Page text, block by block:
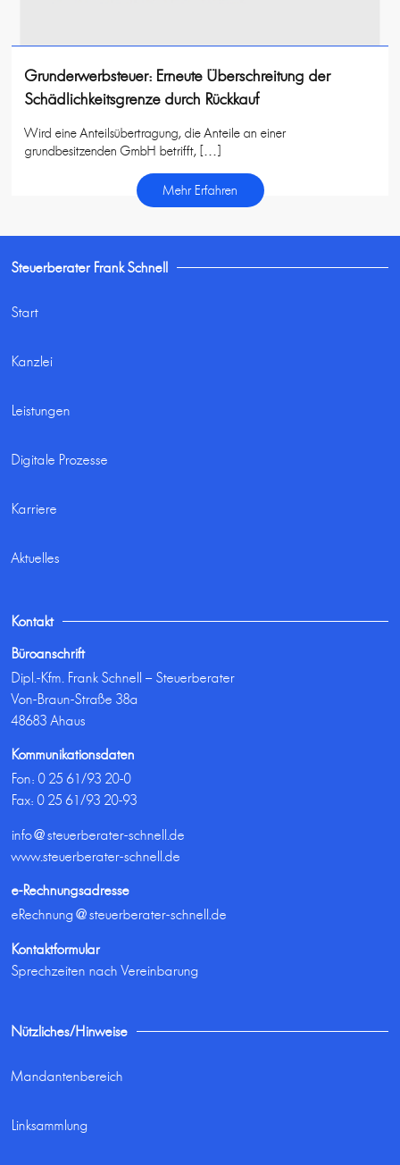
Grunderwerbsteuer: Erneute Überschreitung der
Schädlichkeitsgrenze durch Rückkauf
Wird eine Anteilsübertragung, die Anteile an einer
grundbesitzenden GmbH betrifft, […]
Mehr Erfahren
Steuerberater Frank Schnell
Start
Kanzlei
Leistungen
Digitale Prozesse
Karriere
Aktuelles
Kontakt
Büroanschrift
Dipl.-Kfm. Frank Schnell – Steuerberater
Von-Braun-Straße 38a
48683 Ahaus
Kommunikationsdaten
Fon:0 25 61/93 20-0
Fax: 0 25 61/93 20-93
info@steuerberater-schnell.de
www.steuerberater-schnell.de
e-Rechnungsadresse
eRechnung@steuerberater-schnell.de
Kontaktformular
Sprechzeiten nach Vereinbarung
Nützliches/Hinweise
Mandantenbereich
Linksammlung